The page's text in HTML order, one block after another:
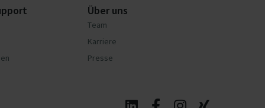
Über uns
Team
Karriere
Presse